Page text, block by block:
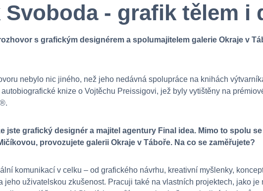
Svoboda - grafik tělem i
s grafickým designérem a spolumajitelem galerie Okraje v
nebylo nic jiného, než jeho nedávná spolupráce na knihách
autobiografické knize o Vojtěchu Preissigovi, jež byly vytištěny na
jste grafický designér a majitel agentury Final idea. Mimo to spolu
provozujete galerii Okraje v Táboře. Na co se zaměřujete?
komunikací v celku – od grafického návrhu, kreativní myšlenky,
jeho uživatelskou zkušenost. Pracuji také na vlastních projektech, jako je